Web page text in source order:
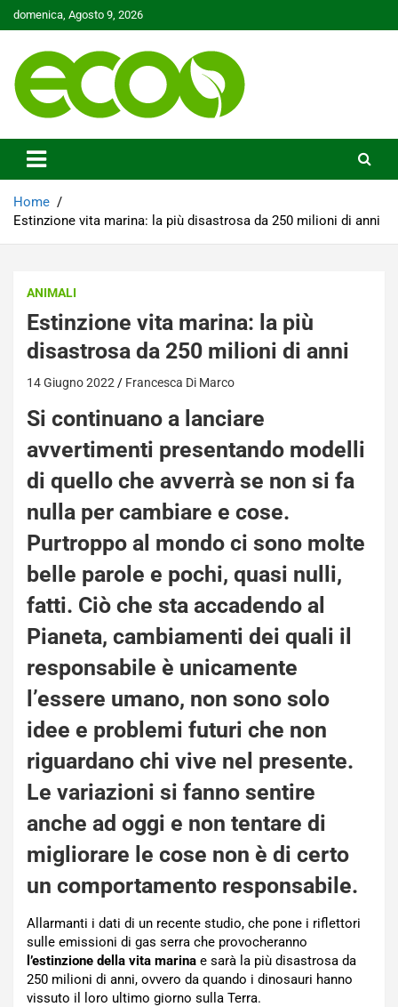
Skip
to
domenica, Agosto 9, 2026
Ecoo.it
Home
Estinzione vita marina: la più disastrosa da 250 milioni di anni
ANIMALI
Estinzione vita marina: la più
disastrosa da 250 milioni di anni
14 Giugno 2022 Francesca Di Marco
Si continuano a lanciare
avvertimenti presentando modelli
di quello che avverrà se non si fa
nulla per cambiare e cose.
Purtroppo al mondo ci sono molte
belle parole e pochi, quasi nulli,
fatti. Ciò che sta accadendo al
Pianeta, cambiamenti dei quali il
responsabile è unicamente
l’essere umano, non sono solo
idee e problemi futuri che non
riguardano chi vive nel presente.
Le variazioni si fanno sentire
anche ad oggi e non tentare di
migliorare le cose non è di certo
un comportamento responsabile.
Allarmanti i dati di un recente studio, che pone i riflettori
sulle emissioni di gas serra che provocheranno
l’estinzione della vita marina e sarà la più disastrosa da
250 milioni di anni, ovvero da quando i dinosauri hanno
vissuto il loro ultimo giorno sulla Terra.